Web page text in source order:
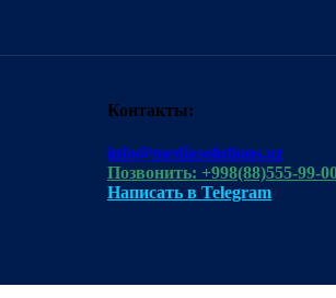
Контакты:
info@mediasolutions.uz
Позвонить: +998(88)555-99-
Написать в Telegram